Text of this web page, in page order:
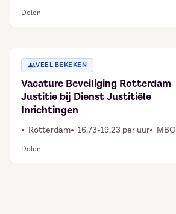
Delen
VEEL BEKEKEN
Vacature Beveiliging Rotterdam
Justitie bij Dienst Justitiële
Inrichtingen
Rotterdam 16,73-19,23 per uur MBO
Delen